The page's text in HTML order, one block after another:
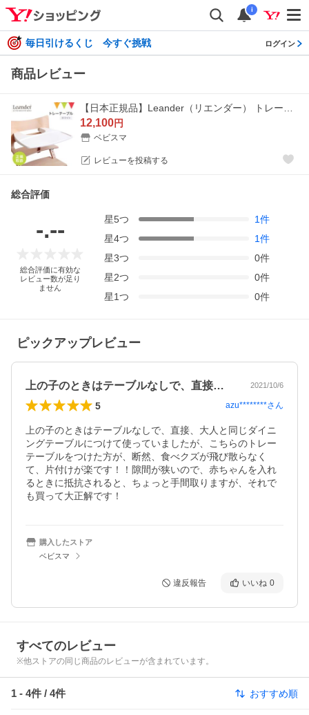
i
毎日引けるくじ 今すぐ挑戦 ログイン
商品レビュー
12,100円
ベビスマ
レビューを投稿する
総合評価
-.--
総合評価に有効な
レビュー数が足り
ません
星5つ 1件
星4つ 1件
星3つ 0件
星2つ 0件
星1つ 0件
ピックアップレビュー
上の子のときはテーブルなしで、直接、大… 2021/10/6
5 azu********さん
上の子のときはテーブルなしで、直接、大人と同じダイニ
ングテーブルにつけて使っていましたが、こちらのトレー
テーブルをつけた方が、断然、食べクズが飛び散らなく
て、片付けが楽です！！隙間が狭いので、赤ちゃんを入れ
るときに抵抗されると、ちょっと手間取りますが、それで
も買って大正解です！
購入したストア
ベビスマ
違反報告 いいね 0
すべてのレビュー
※他ストアの同じ商品のレビューが含まれています。
1 - 4件 / 4件 おすすめ順